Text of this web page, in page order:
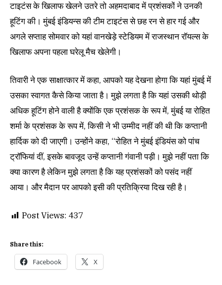
टाइटंस के खिलाफ खेलने उतरे तो अहमदाबाद में प्रशंसकों ने उनकी
हूटिंग की। मुंबई इंडियन्स की टीम टाइटंस से छह रन से हार गई और
अगले सप्ताह सोमवार को यहां वानखेड़े स्टेडियम में राजस्थान रॉयल्स के
खिलाफ अपना पहला घरेलू मैच खेलेगी।
तिवारी ने एक साक्षात्कार में कहा, आपको यह देखना होगा कि यहां मुंबई में
उसका स्वागत कैसे किया जाता है। मुझे लगता है कि यहां उसकी थोड़ी
अधिक हूटिंग होने वाली है क्योंकि एक प्रशंसक के रूप में, मुंबई या रोहित
शर्मा के प्रशंसक के रूप में, किसी ने भी उम्मीद नहीं की थी कि कप्तानी
हार्दिक को दी जाएगी। उन्होंने कहा, ‘‘रोहित ने मुंबई इंडियंस को पांच
ट्रॉफियां दीं, इसके बावजूद उन्हें कप्तानी गंवानी पड़ी। मुझे नहीं पता कि
क्या कारण है लेकिन मुझे लगता है कि यह प्रशंसकों को पसंद नहीं
आया। और मैदान पर आपको इसी की प्रतिक्रिया दिख रही है।
Post Views: 437
Share this:
Facebook X